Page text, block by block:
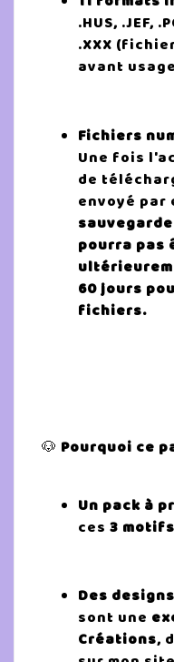
.HUS, .JEF,
.XXX
avant
Fichiers
Une fois
de
envoyé par
pourra pas
60 jours
fichiers.
🐶 Pourquoi ce
Un pack à
ces 3 motifs
Des
sont une
Créations,